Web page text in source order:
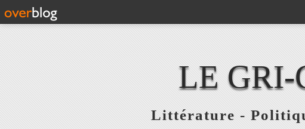
LE
Littérature -